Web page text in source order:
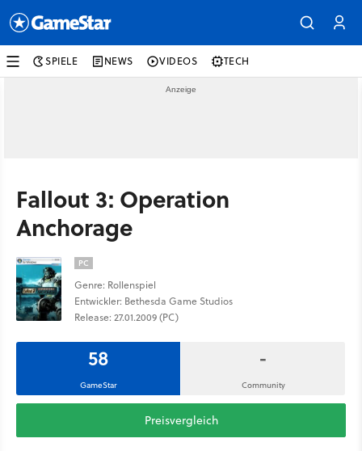
SPIELE NEWS VIDEOS TECH
Fallout 3: Operation
Anchorage
PC
Genre: Rollenspiel
Entwickler: Bethesda Game Studios
Release: 27.01.2009 (PC)
58
GameStar
-
Community
Preisvergleich